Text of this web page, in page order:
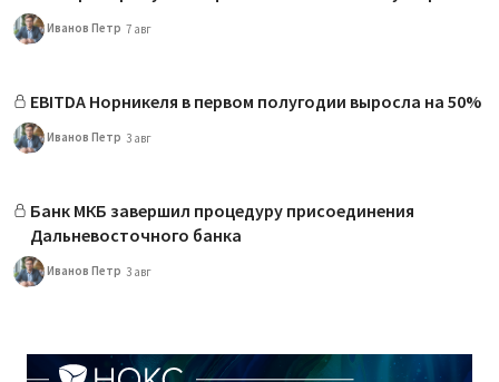
Иванов Петр 7 авг
EBITDA Норникеля в первом полугодии выросла на 50%
Иванов Петр 3 авг
Банк МКБ завершил процедуру присоединения
Дальневосточного банка
Иванов Петр 3 авг